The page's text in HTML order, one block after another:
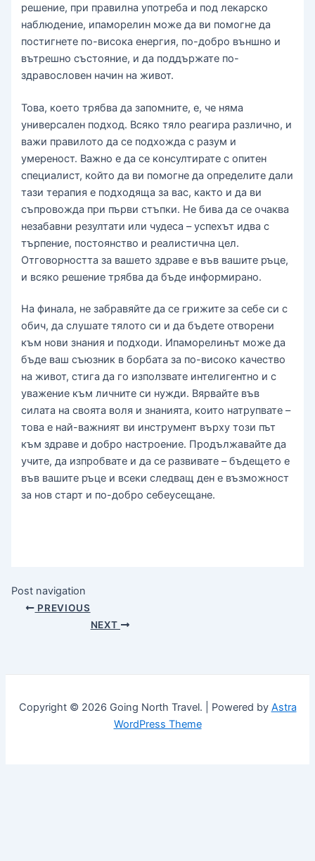
решение, при правилна употреба и под лекарско
наблюдение, ипаморелин може да ви помогне да
постигнете по-висока енергия, по-добро външно и
вътрешно състояние, и да поддържате по-
здравословен начин на живот.
Това, което трябва да запомните, е, че няма
универсален подход. Всяко тяло реагира различно, и
важи правилото да се подхожда с разум и
умереност. Важно е да се консултирате с опитен
специалист, който да ви помогне да определите дали
тази терапия е подходяща за вас, както и да ви
съпровожда при първи стъпки. Не бива да се очаква
незабавни резултати или чудеса – успехът идва с
търпение, постоянство и реалистична цел.
Отговорността за вашето здраве е във вашите ръце,
и всяко решение трябва да бъде информирано.
На финала, не забравяйте да се грижите за себе си с
обич, да слушате тялото си и да бъдете отворени
към нови знания и подходи. Ипаморелинът може да
бъде ваш съюзник в борбата за по-високо качество
на живот, стига да го използвате интелигентно и с
уважение към личните си нужди. Вярвайте във
силата на своята воля и знанията, които натрупвате –
това е най-важният ви инструмент върху този път
към здраве и добро настроение. Продължавайте да
учите, да изпробвате и да се развивате – бъдещето е
във вашите ръце и всеки следващ ден е възможност
за нов старт и по-добро себеусещане.
Post navigation
PREVIOUS
NEXT
Copyright © 2026 Going North Travel. | Powered by Astra
WordPress Theme